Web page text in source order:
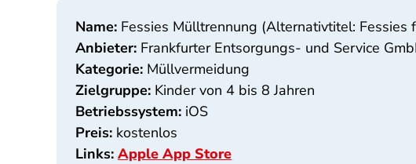
Name: Fessies Mülltrennung (Alternativtitel: Fessies
Anbieter: Frankfurter Entsorgungs- und Service
Kategorie: Müllvermeidung
Zielgruppe: Kinder von 4 bis 8 Jahren
Betriebssystem: iOS
Preis: kostenlos
Links: Apple App Store